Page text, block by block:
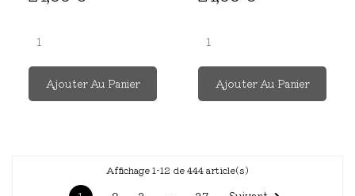
Ajouter Au Panier Ajouter Au Panier
Affichage 1-12 de 444 article(s)